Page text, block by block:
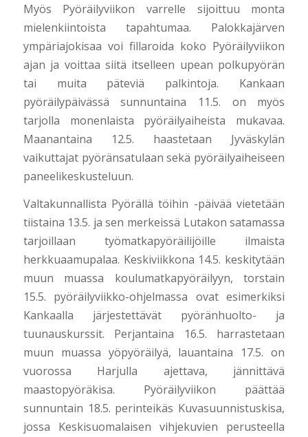
Myös Pyöräilyviikon varrelle sijoittuu monta
mielenkiintoista tapahtumaa. Palokkajärven
ympäriajokisaa voi fillaroida koko Pyöräilyviikon
ajan ja voittaa siitä itselleen upean polkupyörän
tai muita päteviä palkintoja. Kankaan
pyöräilypäivässä sunnuntaina 11.5. on myös
tarjolla monenlaista pyöräilyaiheista mukavaa.
Maanantaina 12.5. haastetaan Jyväskylän
vaikuttajat pyöränsatulaan sekä pyöräilyaiheiseen
paneelikeskusteluun.
Valtakunnallista Pyörällä töihin -päivää vietetään
tiistaina 13.5. ja sen merkeissä Lutakon satamassa
tarjoillaan työmatkapyöräilijöille ilmaista
herkkuaamupalaa. Keskiviikkona 14.5. keskitytään
muun muassa koulumatkapyöräilyyn, torstain
15.5. pyöräilyviikko-ohjelmassa ovat esimerkiksi
Kankaalla järjestettävät pyöränhuolto- ja
tuunauskurssit. Perjantaina 16.5. harrastetaan
muun muassa yöpyöräilyä, lauantaina 17.5. on
vuorossa Harjulla ajettava, jännittävä
maastopyöräkisa. Pyöräilyviikon päättää
sunnuntain 18.5. perinteikäs Kuvasuunnistuskisa,
jossa Keskisuomalaisen vihjekuvien perusteella